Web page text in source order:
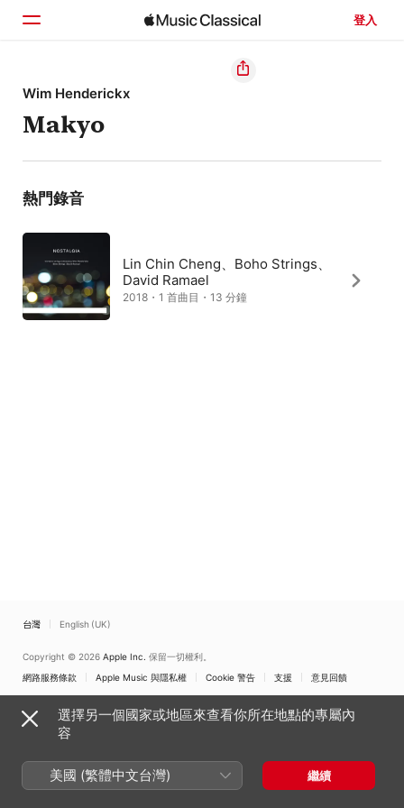
登入
首頁
瀏覽
搜尋
Wim Henderickx
Makyo
熱門錄音
Lin Chin Cheng、Boho Strings、
David Ramael
2018・1 首曲目・13 分鐘
台灣 English (UK)
Copyright © 2026 Apple Inc. 保留一切權利。
網路服務條款
Apple Music 與隱私權 Cookie 警告 支援 意見回饋
選擇另一個國家或地區來查看你所在地點的專屬內
容
美國 (繁體中文台灣) 繼續